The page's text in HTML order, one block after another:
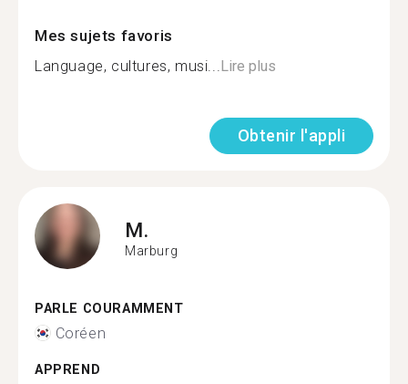
Mes sujets favoris
Language, cultures, musi...Lire plus
Obtenir l'appli
M.
Marburg
PARLE COURAMMENT
Coréen
APPREND